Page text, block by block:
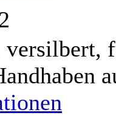
versilbert,